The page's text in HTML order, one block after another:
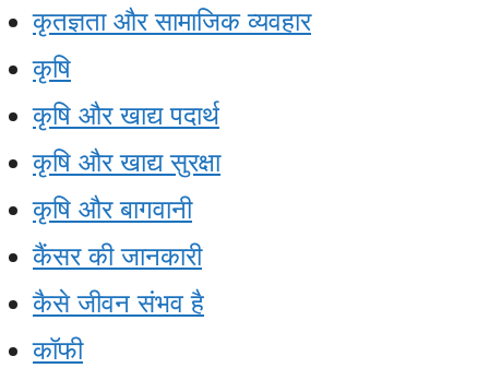
कृतज्ञता और सामाजिक व्यवहार
कृषि
कृषि और खाद्य पदार्थ
कृषि और खाद्य सुरक्षा
कृषि और बागवानी
कैंसर की जानकारी
कैसे जीवन संभव है
कॉफी